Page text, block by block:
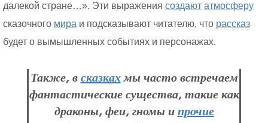
далекой стране…». Эти выражения создают атмосферу
сказочного мира и подсказывают читателю, что рассказ
будет о вымышленных событиях и персонажах.
Также, всказкахмы часто встречаем
фантастические существа, такие как
драконы, феи, гномы ипрочие